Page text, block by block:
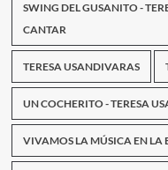
SWING DEL GUSANITO -
CANTAR
TERESA USANDIVARAS
UN COCHERITO - TERESA
VIVAMOS LA MÚSICA EN LA